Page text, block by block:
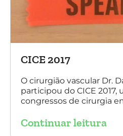
CICE 2017
O cirurgião vascular Dr.
participou do CICE 2017,
congressos de cirurgia
sobre a experiência
Continuar leitura